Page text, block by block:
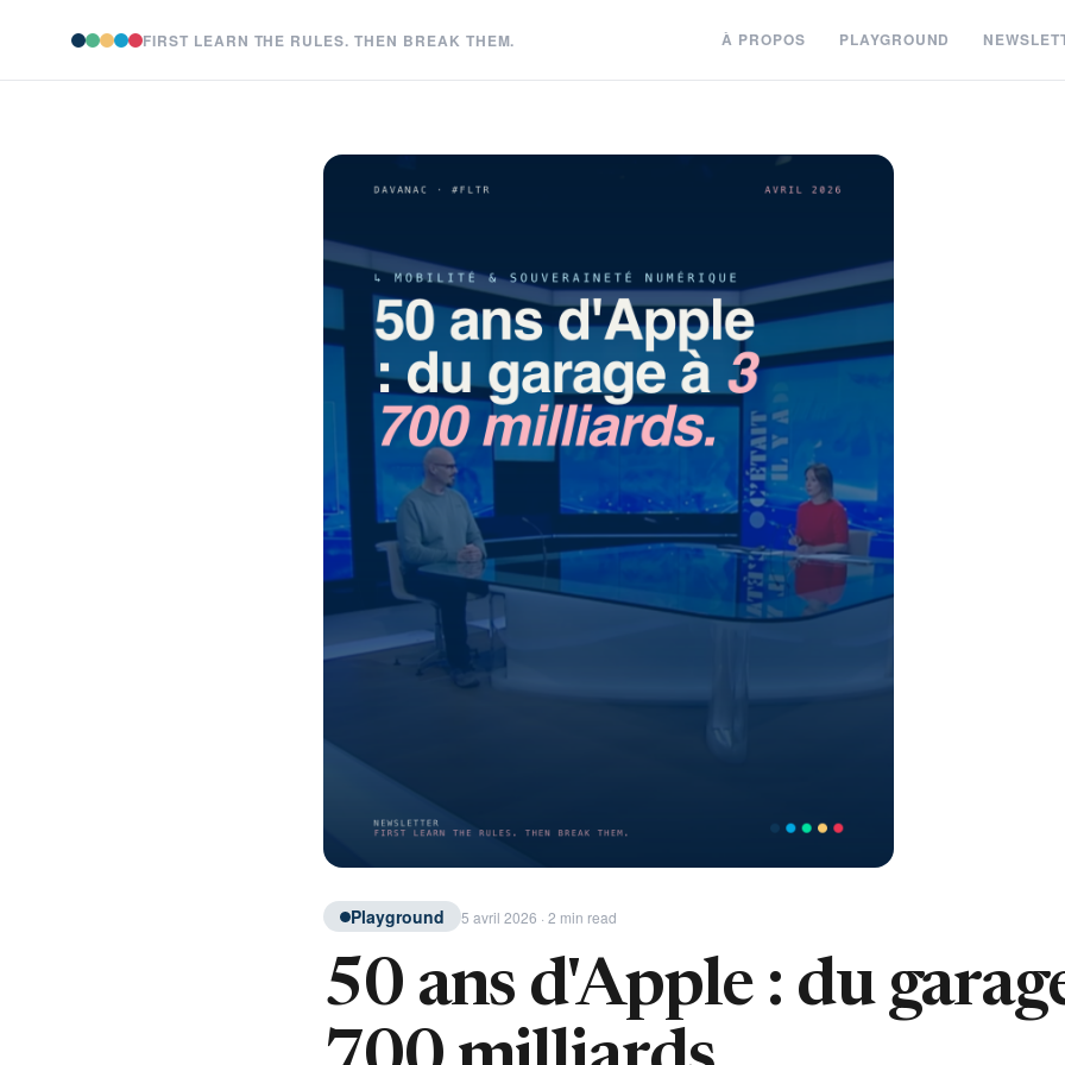
FIRST LEARN THE RULES. THEN BREAK THEM. À PROPOS PLAYGROUND
Playground 5 avril 2026 · 2 min read
50 ans d'Apple : du